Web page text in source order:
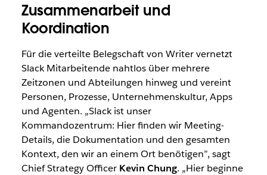
Zusammenarbeit und
Koordination
Für die verteilte Belegschaft von Writer vernetzt
Slack Mitarbeitende nahtlos über mehrere
Zeitzonen und Abteilungen hinweg und vereint
Personen, Prozesse, Unternehmenskultur, Apps
und Agenten. „Slack ist unser
Kommandozentrum: Hier finden wir Meeting-
Details, die Dokumentation und den gesamten
Kontext, den wir an einem Ort benötigen”, sagt
Chief Strategy Officer Kevin Chung. „Hier beginne